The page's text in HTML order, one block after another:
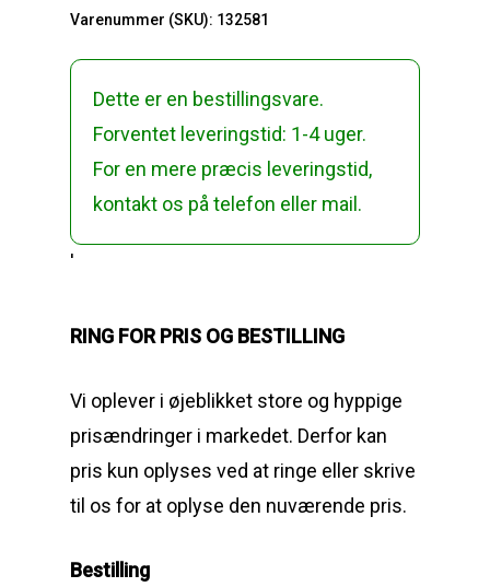
Varenummer (SKU): 132581
Dette er en bestillingsvare.
Forventet leveringstid: 1-4 uger.
For en mere præcis leveringstid,
kontakt os på telefon eller mail.
'
RING FOR PRIS OG BESTILLING
Vi oplever i øjeblikket store og hyppige
prisændringer i markedet. Derfor kan
pris kun oplyses ved at ringe eller skrive
til os for at oplyse den nuværende pris.
Bestilling